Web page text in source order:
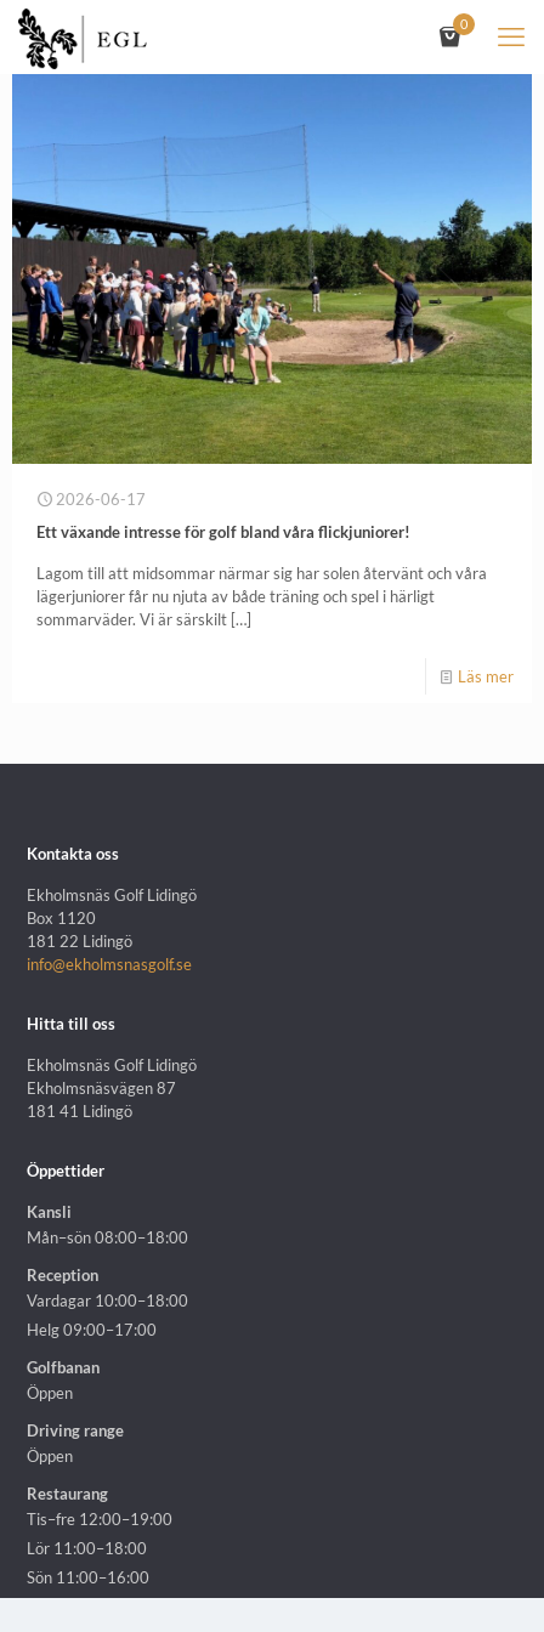
0
2026-06-17
Ett växande intresse för golf bland våra flickjuniorer!
Lagom till att midsommar närmar sig har solen återvänt och våra
lägerjuniorer får nu njuta av både träning och spel i härligt
sommarväder. Vi är särskilt […]
Läs mer
Kontakta oss
Ekholmsnäs Golf Lidingö
Box 1120
181 22 Lidingö
info@ekholmsnasgolf.se
Hitta till oss
Ekholmsnäs Golf Lidingö
Ekholmsnäsvägen 87
181 41 Lidingö
Öppettider
Kansli
Mån–sön 08:00–18:00
Reception
Vardagar 10:00–18:00
Helg 09:00–17:00
Golfbanan
Öppen
Driving range
Öppen
Restaurang
Tis–fre 12:00–19:00
Lör 11:00–18:00
Sön 11:00–16:00